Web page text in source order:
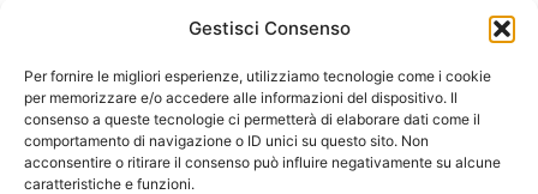
Gestisci Consenso
Per fornire le migliori esperienze, utilizziamo tecnologie come i cookie
per memorizzare e/o accedere alle informazioni del dispositivo. Il
consenso a queste tecnologie ci permetterà di elaborare dati come il
comportamento di navigazione o ID unici su questo sito. Non
acconsentire o ritirare il consenso può influire negativamente su alcune
caratteristiche e funzioni.
Ora Esatta in Italia in questo momento
Ti Senti Strano Ultimamente? Potrebbe Essere per
la Risonanza di Schumann
Come Sapere Se Stai Ascendendo alla Quinta